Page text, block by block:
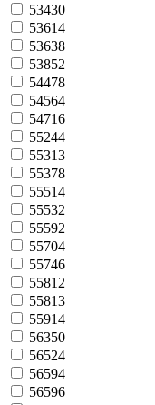
53430
53614
53638
53852
54478
54564
54716
55244
55313
55378
55514
55532
55592
55704
55746
55812
55813
55914
56350
56524
56594
56596